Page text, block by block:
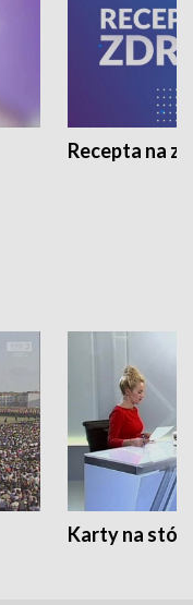
Recepta na
Karty na